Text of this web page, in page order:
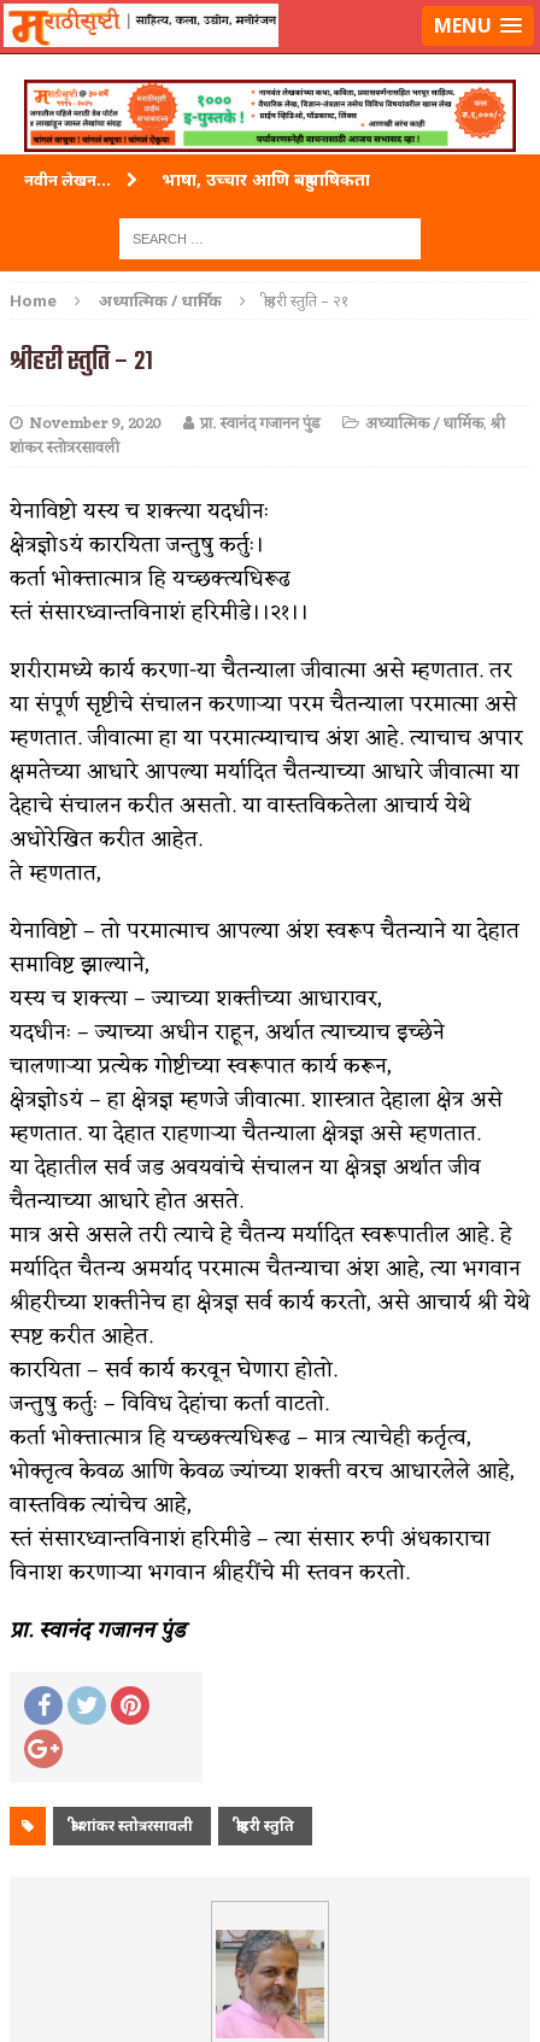
लॉग-इन करा|लेखक नोंदणी कराMENU
नवीन लेखन... भाषा, उच्चार आणि बहुभाषिकता
ताम्र – एक अफलातून धातू (COPPER)
पाटलाची विहीर
पुस्तके बदलायची आहेत तुम्हाला!
किती घोषणांचा पाऊस होता
कसं हुईन तं हू माय…
काळजाचे प्रेत
आदिवासींचा डॉक्टर, समाजसेवेचा ध्यास : डॉ. राहुल
जोशी
४ जुलै – इतिहासात घडलेल्या महत्त्वाच्या घटना
‘अर्थ’पूर्ण हास्य
अष्टपैलू : खंडू रांगणेकर
अपूर्ण कथा
बुडीच खटलं – संयुक्त कुटुंब का गरजेचं?
Home अध्यात्मिक / धार्मिक श्रीहरी स्तुति – २१
श्रीहरी स्तुति – २१
November 9, 2020 प्रा. स्वानंद गजानन पुंड अध्यात्मिक / धार्मिक,श्री
शांकर स्तोत्ररसावली
येनाविष्टो यस्य च शक्त्या यदधीनः
क्षेत्रज्ञोऽयं कारयिता जन्तुषु कर्तुः।
कर्ता भोक्त्तात्मात्र हि यच्छक्त्यधिरूढ
स्तं संसारध्वान्तविनाशं हरिमीडे।।२१।।
शरीरामध्ये कार्य करणा-या चैतन्याला जीवात्मा असे म्हणतात. तर
या संपूर्ण सृष्टीचे संचालन करणाऱ्या परम चैतन्याला परमात्मा असे
म्हणतात. जीवात्मा हा या परमात्म्याचाच अंश आहे. त्याचाच अपार
क्षमतेच्या आधारे आपल्या मर्यादित चैतन्याच्या आधारे जीवात्मा या
देहाचे संचालन करीत असतो. या वास्तविकतेला आचार्य येथे
अधोरेखित करीत आहेत.
ते म्हणतात,
येनाविष्टो – तो परमात्माच आपल्या अंश स्वरूप चैतन्याने या देहात
समाविष्ट झाल्याने,
यस्य च शक्त्या – ज्याच्या शक्तीच्या आधारावर,
यदधीनः – ज्याच्या अधीन राहून, अर्थात त्याच्याच इच्छेने
चालणाऱ्या प्रत्येक गोष्टीच्या स्वरूपात कार्य करून,
क्षेत्रज्ञोऽयं – हा क्षेत्रज्ञ म्हणजे जीवात्मा. शास्त्रात देहाला क्षेत्र असे
म्हणतात. या देहात राहणाऱ्या चैतन्याला क्षेत्रज्ञ असे म्हणतात.
या देहातील सर्व जड अवयवांचे संचालन या क्षेत्रज्ञ अर्थात जीव
चैतन्याच्या आधारे होत असते.
मात्र असे असले तरी त्याचे हे चैतन्य मर्यादित स्वरूपातील आहे. हे
मर्यादित चैतन्य अमर्याद परमात्म चैतन्याचा अंश आहे, त्या भगवान
श्रीहरीच्या शक्तीनेच हा क्षेत्रज्ञ सर्व कार्य करतो, असे आचार्य श्री येथे
स्पष्ट करीत आहेत.
कारयिता – सर्व कार्य करवून घेणारा होतो.
जन्तुषु कर्तुः – विविध देहांचा कर्ता वाटतो‌.
कर्ता भोक्त्तात्मात्र हि यच्छक्त्यधिरूढ – मात्र त्याचेही कर्तृत्व,
भोक्तृत्व केवळ आणि केवळ ज्यांच्या शक्ती वरच आधारलेले आहे,
वास्तविक त्यांचेच आहे,
स्तं संसारध्वान्तविनाशं हरिमीडे – त्या संसार रुपी अंधकाराचा
विनाश करणाऱ्या भगवान श्रीहरींचे मी स्तवन करतो.
प्रा. स्वानंद गजानन पुंड
श्री शांकर स्तोत्ररसावली श्रीहरी स्तुति